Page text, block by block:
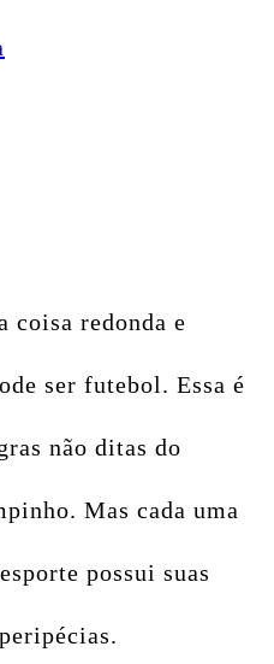
coisa redonda e
ser futebol. Essa é
não ditas do
Mas cada uma
possui suas